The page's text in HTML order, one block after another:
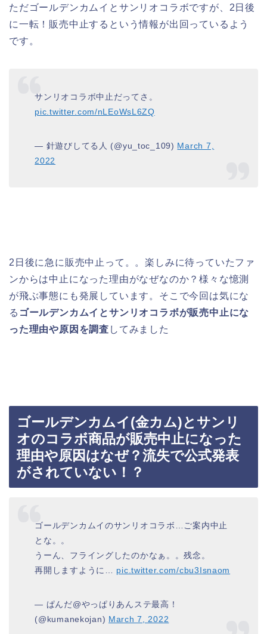
ただゴールデンカムイとサンリオコラボですが、2日後
に一転！販売中止するという情報が出回っているよう
です。
サンリオコラボ中止だってさ。
pic.twitter.com/nLEoWsL6ZQ
— 針遊びしてる人 (@yu_toc_109) March 7,
2022
2日後に急に販売中止って。。楽しみに待っていたファ
ンからは中止になった理由がなぜなのか？様々な憶測
が飛ぶ事態にも発展しています。そこで今回は気にな
る ゴールデンカムイとサンリオコラボが販売中止にな
った理由や原因を調査 してみました
ゴールデンカムイ(金カム)とサンリ
オのコラボ商品が販売中止になった
理由や原因はなぜ？流失で公式発表
がされていない！？
ゴールデンカムイのサンリオコラボ…ご案内中止
とな。。
うーん、フライングしたのかなぁ。。残念。
再開しますように… pic.twitter.com/cbu3Isnaom
— ぱんだ@やっぱりあんステ最高！
(@kumanekojan) March 7, 2022